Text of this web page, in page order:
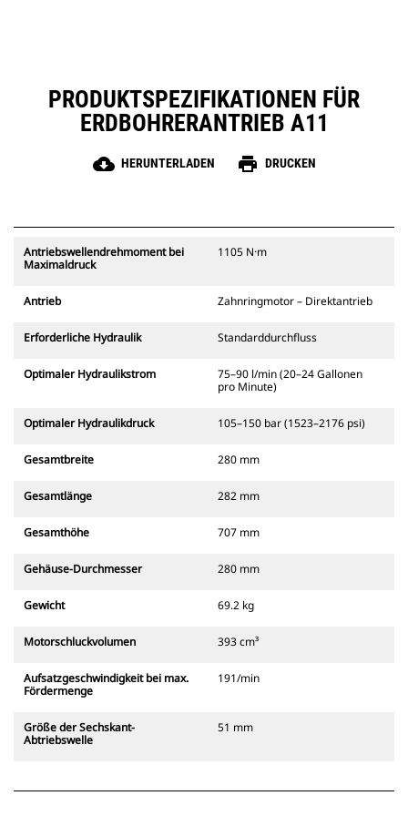
PRODUKTSPEZIFIKATIONEN FÜR
ERDBOHRERANTRIEB A11
cloud_download HERUNTERLADEN print DRUCKEN
Antriebswellendrehmoment bei
Maximaldruck
1105 N·m
Antrieb Zahnringmotor – Direktantrieb
Erforderliche Hydraulik Standarddurchfluss
Optimaler Hydraulikstrom
75–90 l/min (20–24 Gallonen
pro Minute)
Optimaler Hydraulikdruck 105–150 bar (1523–2176 psi)
Gesamtbreite 280 mm
Gesamtlänge 282 mm
Gesamthöhe 707 mm
Gehäuse-Durchmesser 280 mm
Gewicht 69.2 kg
Motorschluckvolumen 393 cm³
Aufsatzgeschwindigkeit bei max.
Fördermenge
191/min
Größe der Sechskant-
Abtriebswelle
51 mm